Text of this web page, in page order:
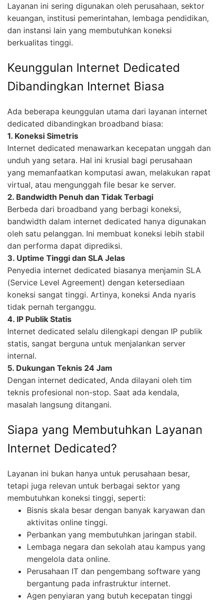
Layanan ini sering digunakan oleh perusahaan, sektor
keuangan, institusi pemerintahan, lembaga pendidikan,
dan instansi lain yang membutuhkan koneksi
berkualitas tinggi.
Keunggulan Internet Dedicated
Dibandingkan Internet Biasa
Ada beberapa keunggulan utama dari layanan internet
dedicated dibandingkan broadband biasa:
1. Koneksi Simetris
Internet dedicated menawarkan kecepatan unggah dan
unduh yang setara. Hal ini krusial bagi perusahaan
yang memanfaatkan komputasi awan, melakukan rapat
virtual, atau mengunggah file besar ke server.
2. Bandwidth Penuh dan Tidak Terbagi
Berbeda dari broadband yang berbagi koneksi,
bandwidth dalam internet dedicated hanya digunakan
oleh satu pelanggan. Ini membuat koneksi lebih stabil
dan performa dapat diprediksi.
3. Uptime Tinggi dan SLA Jelas
Penyedia internet dedicated biasanya menjamin SLA
(Service Level Agreement) dengan ketersediaan
koneksi sangat tinggi. Artinya, koneksi Anda nyaris
tidak pernah terganggu.
4. IP Publik Statis
Internet dedicated selalu dilengkapi dengan IP publik
statis, sangat berguna untuk menjalankan server
internal.
5. Dukungan Teknis 24 Jam
Dengan internet dedicated, Anda dilayani oleh tim
teknis profesional non-stop. Saat ada kendala,
masalah langsung ditangani.
Siapa yang Membutuhkan Layanan
Internet Dedicated?
Layanan ini bukan hanya untuk perusahaan besar,
tetapi juga relevan untuk berbagai sektor yang
membutuhkan koneksi tinggi, seperti:
Bisnis skala besar dengan banyak karyawan dan
aktivitas online tinggi.
Perbankan yang membutuhkan jaringan stabil.
Lembaga negara dan sekolah atau kampus yang
mengelola data online.
Perusahaan IT dan pengembang software yang
bergantung pada infrastruktur internet.
Agen penyiaran yang butuh kecepatan tinggi